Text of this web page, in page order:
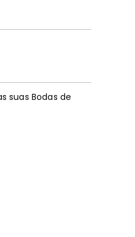
suas Bodas de